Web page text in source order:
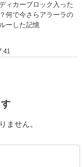
ィカーブロック入った
何で今さらアラーラの
ーした記憶
ません。